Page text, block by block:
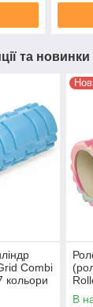
та новинки
Combi
кольори
в
В